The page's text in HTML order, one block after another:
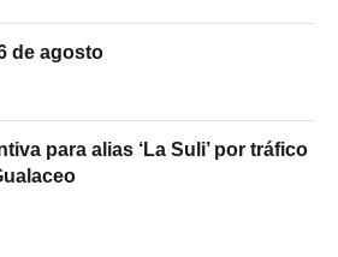
de agosto
para alias ‘La Suli’ por tráfico